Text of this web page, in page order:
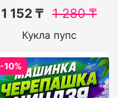
1 152 ₸ 1 280₸
Кукла пупс
-10%